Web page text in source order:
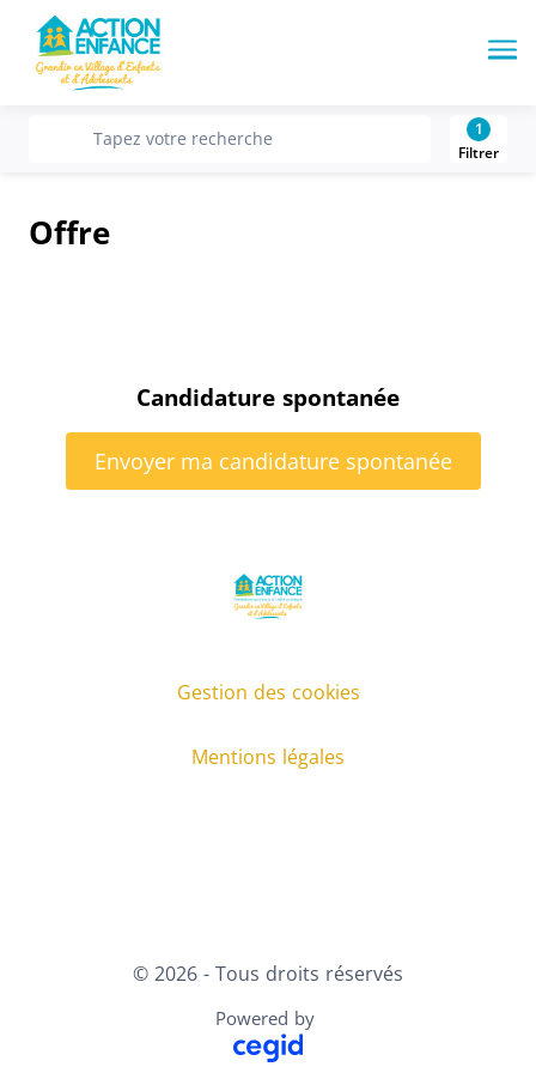
recherche
Tapez votre recherche
1
Filtrer
Offre
Candidature spontanée
Envoyer ma candidature spontanée
Gestion des cookies
Mentions légales
© 2026 - Tous droits réservés
Powered by